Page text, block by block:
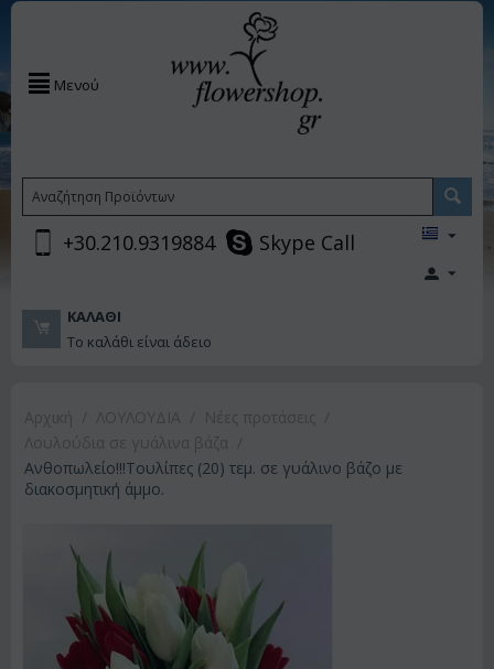
Μενού
+30.210.9319884 Skype Call
ΚΑΛΆΘΙ
Το καλάθι είναι άδειο
Ανθοπωλείο!!!Τουλίπες (20) τεμ. σε γυάλινο βάζο με
διακοσμητική άμμο.